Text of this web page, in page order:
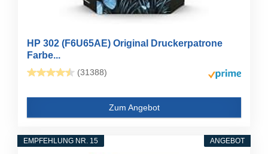
HP 302 (F6U65AE) Original Druckerpatrone
Farbe...
(31388)
Zum Angebot
ANGEBOT
EMPFEHLUNG NR. 15